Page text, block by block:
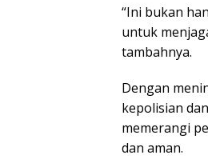
“Ini bukan
untuk
tambahnya.
Dengan
kepolisian
memerangi
dan aman.